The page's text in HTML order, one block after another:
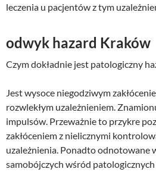
leczenia u pacjentów z tym
odwyk hazard Kraków
Czym dokładnie jest patologiczny
Jest wysoce niegodziwym
rozwlekłym uzależnieniem.
impulsów. Przeważnie to przykre
zakłóceniem z nielicznymi
uzależnienia. Ponadto odnotowane
samobójczych wśród